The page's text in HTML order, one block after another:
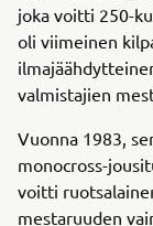
joka voitti 250-
oli viimeinen
valmistajien
Vuonna 1983,
monocross-
voitti
mestaruuden